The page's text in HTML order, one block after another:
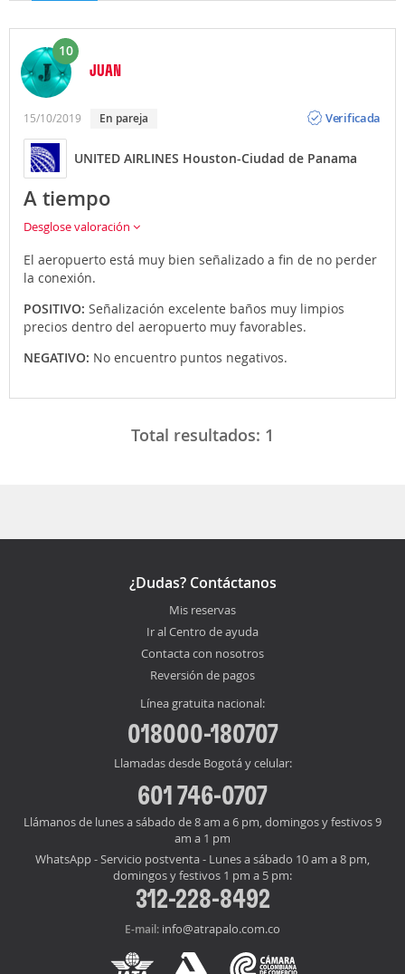
10
JUAN
15/10/2019 En pareja
Verificada
UNITED AIRLINES Houston-Ciudad de Panama
A tiempo
Desglose valoración
El aeropuerto está muy bien señalizado a fin de no perder
la conexión.
POSITIVO: Señalización excelente baños muy limpios
precios dentro del aeropuerto muy favorables.
NEGATIVO: No encuentro puntos negativos.
Total resultados: 1
¿Dudas? Contáctanos
Mis reservas
Ir al Centro de ayuda
Contacta con nosotros
Reversión de pagos
Línea gratuita nacional:
018000-180707
Llamadas desde Bogotá y celular:
601 746-0707
Llámanos de lunes a sábado de 8 am a 6 pm, domingos y festivos 9
am a 1 pm
WhatsApp - Servicio postventa - Lunes a sábado 10 am a 8 pm,
domingos y festivos 1 pm a 5 pm:
312-228-8492
E-mail: info@atrapalo.com.co